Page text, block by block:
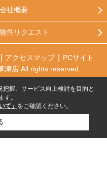
会社概要
物件リクエスト
アクセスマップ
PCサイト
津店 All rights reserved.
握、サービス向上検討を目的と
す。
て」 をご確認ください。